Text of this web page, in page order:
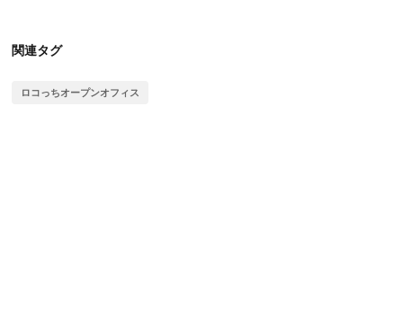
関連タグ
ロコっちオープンオフィス